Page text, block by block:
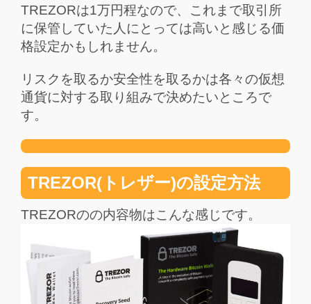
TREZORは1万円程なので、これまで取引所
に保管していた人にとっては高いと感じる価
格設定かもしれません。
リスクを取るか安全性を取るかは各々の仮想
通貨に対する取り組みで決めたいところで
す。
TREZOR(トレザー)の設定方法
TREZORのの内容物はこんな感じです。